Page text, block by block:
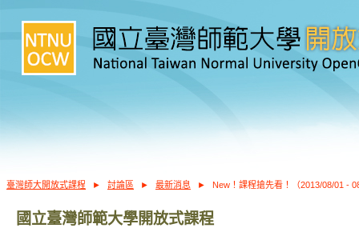
臺灣師大開放式課程 ► 討論區 ► 最新消息 ► New！課程搶先看！（2013/08/01 -
國立臺灣師範大學開放式課程